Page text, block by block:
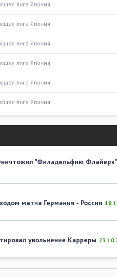
лига Япония
лига Япония
лига Япония
лига Япония
лига Япония
лига Япония
"Филадельфию Флайерз"
матча Германия - Россия
увольнение Карреры